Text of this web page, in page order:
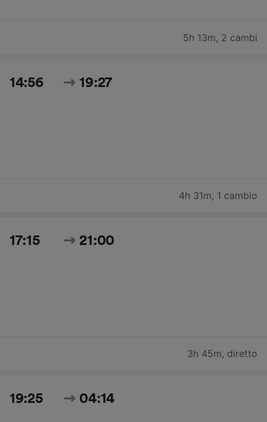
5h 13m, 2 cambi
14:56 19:27
4h 31m, 1 cambio
17:15 21:00
3h 45m, diretto
19:25 04:14